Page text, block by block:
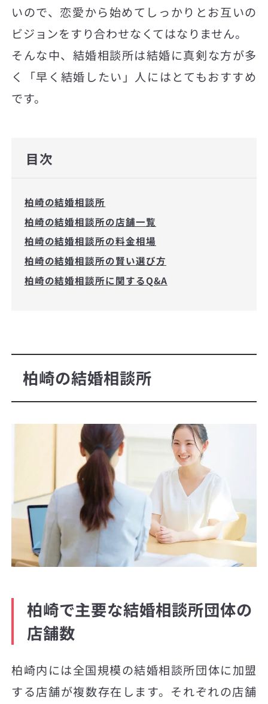
いので、恋愛から始めてしっかりとお互いの
ビジョンをすり合わせなくてはなりません。
そんな中、結婚相談所は結婚に真剣な方が多
く「早く結婚したい」人にはとてもおすすめ
です。
目次
柏崎の結婚相談所
柏崎の結婚相談所の店舗一覧
柏崎の結婚相談所の料金相場
柏崎の結婚相談所の賢い選び方
柏崎の結婚相談所に関するQ&A
柏崎の結婚相談所
柏崎で主要な結婚相談所団体の
店舗数
柏崎内には全国規模の結婚相談所団体に加盟
する店舗が複数存在します。それぞれの店舗